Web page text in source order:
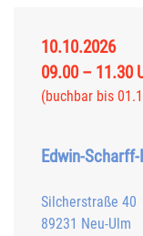
10.10.2026
09.00 – 11.30
(buchbar bis
Edwin-
Silcherstraße 40
89231 Neu-Ulm